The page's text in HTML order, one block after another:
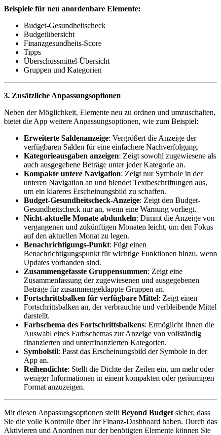
Beispiele für neu anordenbare Elemente:
Budget-Gesundheitscheck
Budgetübersicht
Finanzgesundheits-Score
Tipps
Überschussmittel-Übersicht
Gruppen und Kategorien
3. Zusätzliche Anpassungsoptionen
Neben der Möglichkeit, Elemente neu zu ordnen und umzuschalten,
bietet die App weitere Anpassungsoptionen, wie zum Beispiel:
Erweiterte Saldenanzeige: Vergrößert die Anzeige der
verfügbaren Salden für eine einfachere Nachverfolgung.
Kategorieausgaben anzeigen: Zeigt sowohl zugewiesene als
auch ausgegebene Beträge unter jeder Kategorie an.
Kompakte untere Navigation: Zeigt nur Symbole in der
unteren Navigation an und blendet Textbeschriftungen aus,
um ein klareres Erscheinungsbild zu schaffen.
Budget-Gesundheitscheck-Anzeige: Zeigt den Budget-
Gesundheitscheck nur an, wenn eine Warnung vorliegt.
Nicht-aktuelle Monate abdunkeln: Dimmt die Anzeige von
vergangenen und zukünftigen Monaten leicht, um den Fokus
auf den aktuellen Monat zu legen.
Benachrichtigungs-Punkt: Fügt einen
Benachrichtigungspunkt für wichtige Funktionen hinzu, wenn
Updates vorhanden sind.
Zusammengefasste Gruppensummen: Zeigt eine
Zusammenfassung der zugewiesenen und ausgegebenen
Beträge für zusammengeklappte Gruppen an.
Fortschrittsbalken für verfügbare Mittel: Zeigt einen
Fortschrittsbalken an, der verbrauchte und verbleibende Mittel
darstellt.
Farbschema des Fortschrittsbalkens: Ermöglicht Ihnen die
Auswahl eines Farbschemas zur Anzeige von vollständig
finanzierten und unterfinanzierten Kategorien.
Symbolstil: Passt das Erscheinungsbild der Symbole in der
App an.
Reihendichte: Stellt die Dichte der Zeilen ein, um mehr oder
weniger Informationen in einem kompakten oder geräumigen
Format anzuzeigen.
Mit diesen Anpassungsoptionen stellt Beyond Budget sicher, dass
Sie die volle Kontrolle über Ihr Finanz-Dashboard haben. Durch das
Aktivieren und Anordnen nur der benötigten Elemente können Sie